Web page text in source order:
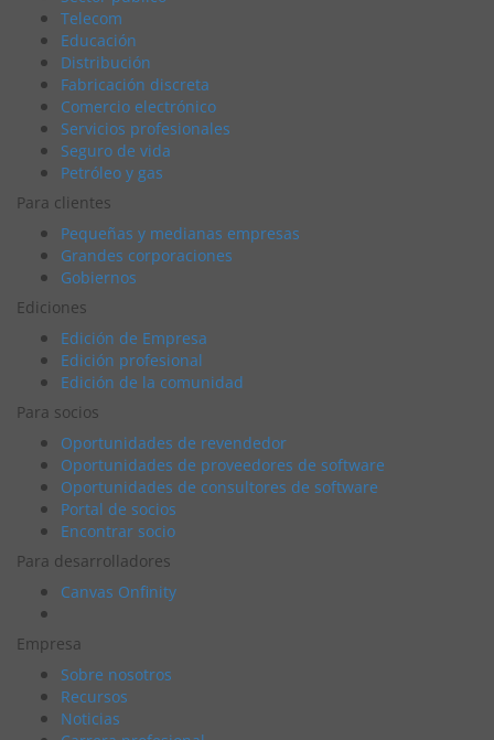
Telecom
Educación
Distribución
Fabricación discreta
Comercio electrónico
Servicios profesionales
Seguro de vida
Petróleo y gas
Para clientes
Pequeñas y medianas empresas
Grandes corporaciones
Gobiernos
Ediciones
Edición de Empresa
Edición profesional
Edición de la comunidad
Para socios
Oportunidades de revendedor
Oportunidades de proveedores de software
Oportunidades de consultores de software
Portal de socios
Encontrar socio
Para desarrolladores
Canvas Onfinity
Empresa
Sobre nosotros
Recursos
Noticias